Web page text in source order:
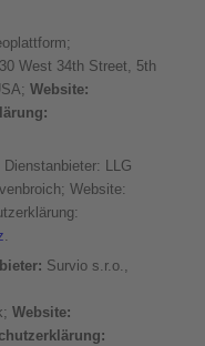
West 34th Street, 5th
Website:
LLG
Website:
.
Survio s.r.o.,
Website: